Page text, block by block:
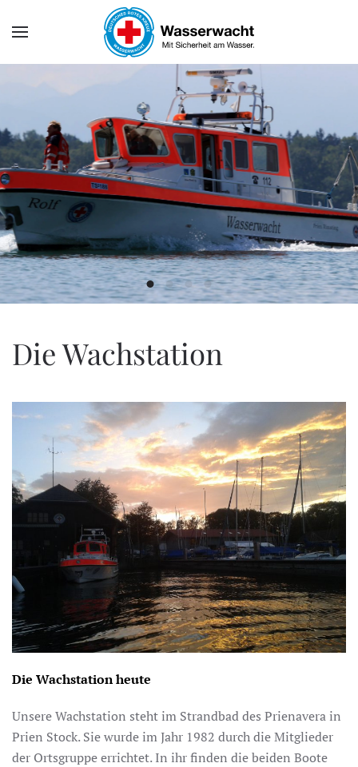
Skip to main content
Wasserwacht Bayern
Die Wachstation
Die Wachstation heute
Unsere Wachstation steht im Strandbad des Prienavera in
Prien Stock. Sie wurde im Jahr 1982 durch die Mitglieder
der Ortsgruppe errichtet. In ihr finden die beiden Boote